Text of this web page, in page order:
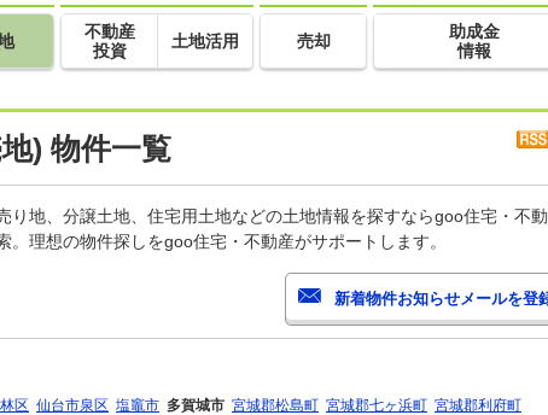
不動産
投資
土地活用 売却
助成金
情報
) 物件一覧
地、分譲土地、住宅用土地などの土地情報を探すならgoo住宅・不動
理想の物件探しをgoo住宅・不動産がサポートします。
区 仙台市泉区 塩竈市 多賀城市 宮城郡松島町 宮城郡七ヶ浜町 宮城郡利府町